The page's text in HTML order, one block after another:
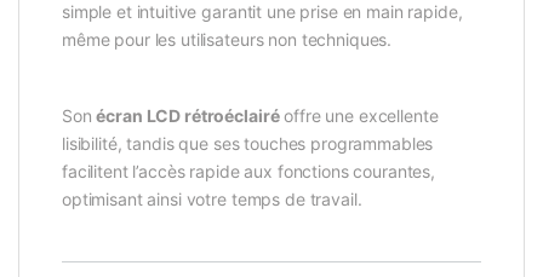
simple et intuitive garantit une prise en main rapide,
même pour les utilisateurs non techniques.
Sonécran LCD rétroéclairéoffre une excellente
lisibilité, tandis que ses touches programmables
facilitent l’accès rapide aux fonctions courantes,
optimisant ainsi votre temps de travail.